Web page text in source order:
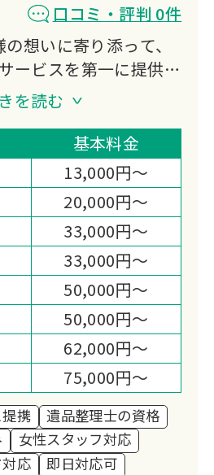
口コミ・評判 0件
想いに寄り添って、
ービスを第一に提供し
でもできる限り、ご対
けでも無料でご対応致
心ください。
を読む
基本料金
13,000円～
20,000円～
33,000円～
33,000円～
50,000円～
50,000円～
62,000円～
75,000円～
携
遺品整理士の資格
女性スタッフ対応
応
即日対応可